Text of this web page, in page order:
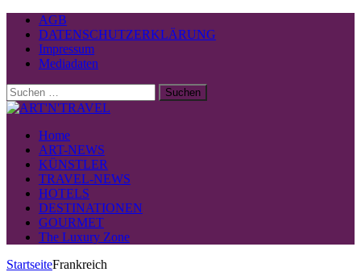
AGB
DATENSCHUTZERKLÄRUNG
Impressum
Mediadaten
Suchen
nach:
Home
ART-NEWS
KÜNSTLER
TRAVEL-NEWS
HOTELS
DESTINATIONEN
GOURMET
The Luxury Zone
StartseiteFrankreich